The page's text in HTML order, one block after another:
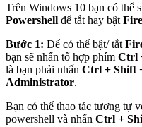
Trên Windows 10 bạn có thể
Powershell để tắt hay bật
Bước 1: Để có thể bật/ tắt
bạn sẽ nhấn tổ hợp phím Ctrl
là bạn phải nhấn Ctrl + Shift
Administrator.
Bạn có thể thao tác tương tự
powershell và nhấn Ctrl +